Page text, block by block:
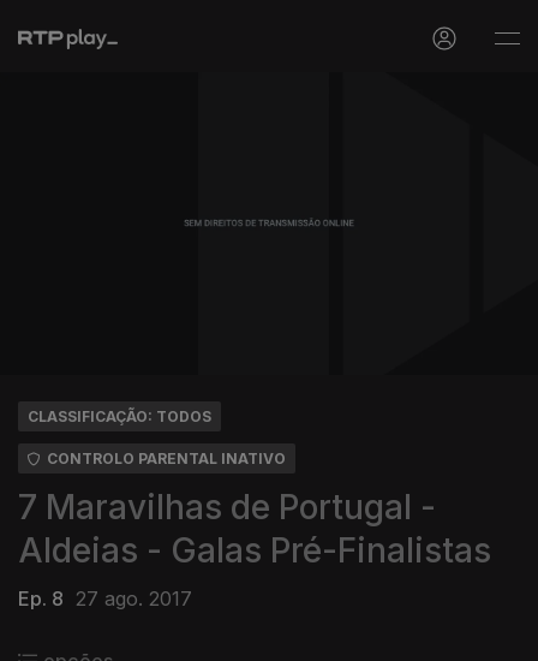
CLASSIFICAÇÃO: TODOS
CONTROLO PARENTAL INATIVO
7 Maravilhas de Portugal -
Aldeias - Galas Pré-Finalistas
Ep. 8 27 ago. 2017